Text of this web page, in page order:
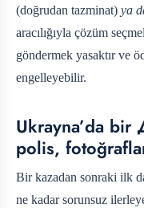
(doğrudan tazminat) ya
aracılığıyla çözüm
göndermek yasaktır ve
engelleyebilir.
Ukrayna’da bir
polis,
Bir kazadan sonraki ilk
ne kadar sorunsuz